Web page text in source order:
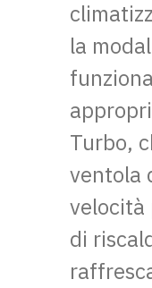
la
Turbo,
ventola
velocità
di